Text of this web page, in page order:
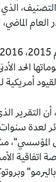
التصنيف،
الحد
أن التقرير
لعدة
المؤسسي"،
اتفاقية